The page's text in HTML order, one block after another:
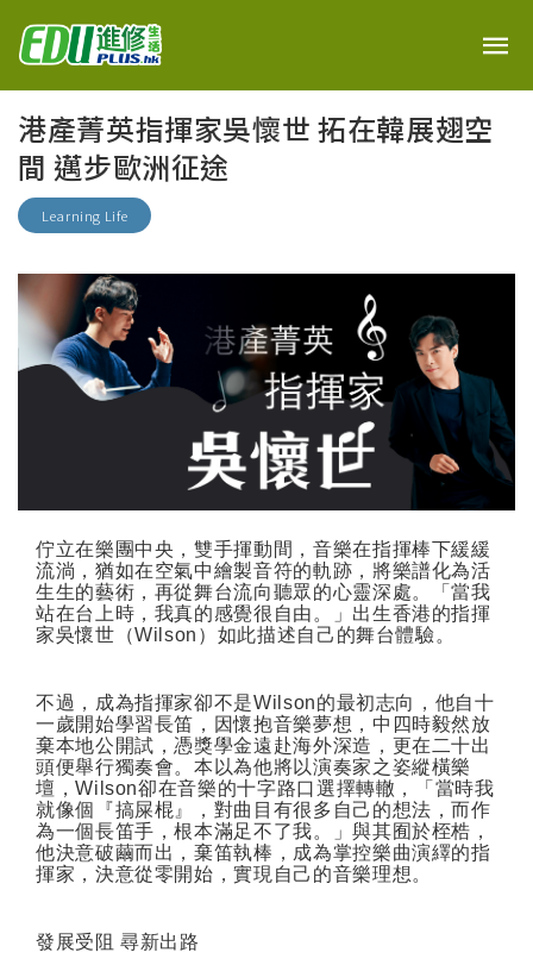
港產菁英指揮家吳懷世 拓在韓展翅空
間 邁步歐洲征途
Learning Life
佇立在樂團中央，雙手揮動間，音樂在指揮棒下緩緩
流淌，猶如在空氣中繪製音符的軌跡，將樂譜化為活
生生的藝術，再從舞台流向聽眾的心靈深處。「當我
站在台上時，我真的感覺很自由。」出生香港的指揮
家吳懷世（Wilson ）如此描述自己的舞台體驗。
不過，成為指揮家卻不是Wilson的最初志向，他自十
一歲開始學習長笛，因懷抱音樂夢想，中四時毅然放
棄本地公開試，憑獎學金遠赴海外深造，更在二十出
頭便舉行獨奏會。本以為他將以演奏家之姿縱橫樂
壇，Wilson卻在音樂的十字路口選擇轉轍，「當時我
就像個『搞屎棍』，對曲目有很多自己的想法，而作
為一個長笛手，根本滿足不了我。」與其囿於桎梏，
他決意破繭而出，棄笛執棒，成為掌控樂曲演繹的指
揮家，決意從零開始，實現自己的音樂理想。
發展受阻 尋新出路